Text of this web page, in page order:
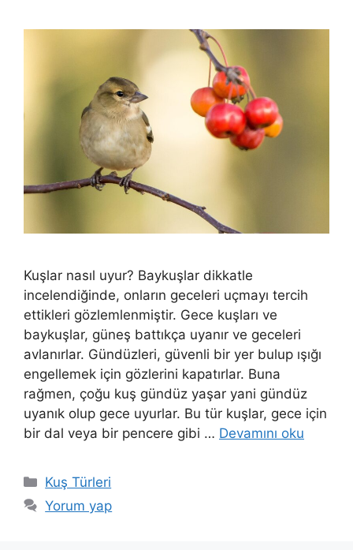
Kuşlar nasıl uyur? Baykuşlar dikkatle
incelendiğinde, onların geceleri uçmayı tercih
ettikleri gözlemlenmiştir. Gece kuşları ve
baykuşlar, güneş battıkça uyanır ve geceleri
avlanırlar. Gündüzleri, güvenli bir yer bulup ışığı
engellemek için gözlerini kapatırlar. Buna
rağmen, çoğu kuş gündüz yaşar yani gündüz
uyanık olup gece uyurlar. Bu tür kuşlar, gece için
bir dal veya bir pencere gibi … Devamını oku
Kategoriler
Kuş Türleri
Yorum yap